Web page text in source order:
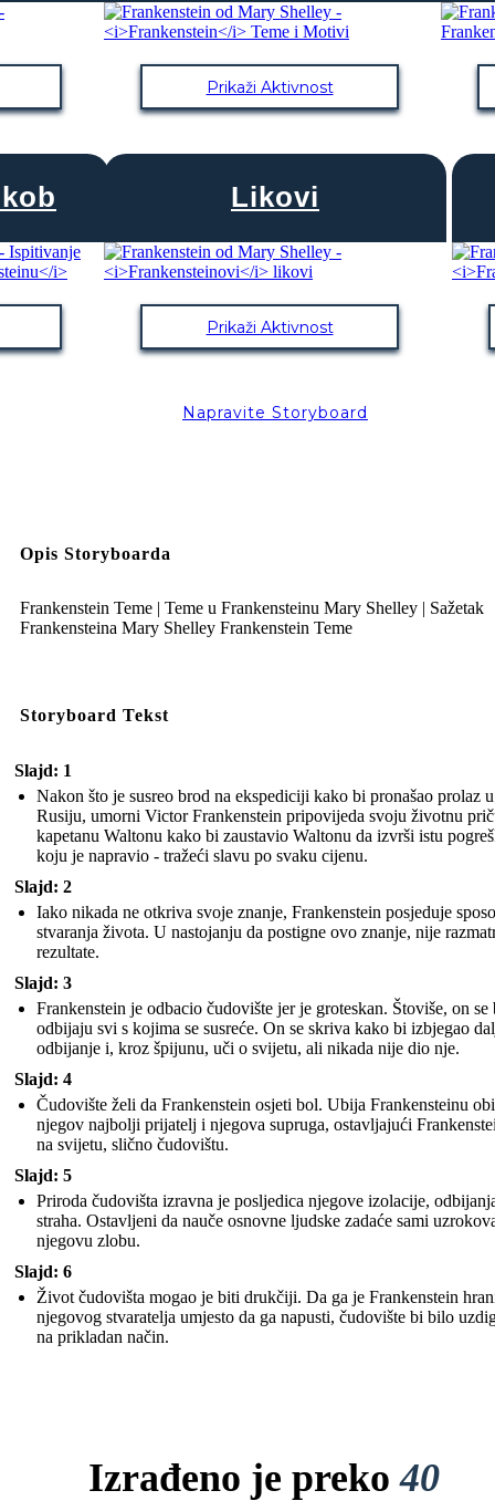
Prikaži Aktivnost
Likovi
Prikaži Aktivnost
Napravite Storyboard
Opis Storyboarda
Frankenstein Teme | Teme u Frankensteinu Mary Shelley | Sažetak
Frankensteina Mary Shelley Frankenstein Teme
Storyboard Tekst
Slajd: 1
Nakon što je susreo brod na ekspediciji kako bi pronašao prolaz u
Rusiju, umorni Victor Frankenstein pripovijeda svoju životnu
kapetanu Waltonu kako bi zaustavio Waltonu da izvrši istu
koju je napravio - tražeći slavu po svaku cijenu.
Slajd: 2
Iako nikada ne otkriva svoje znanje, Frankenstein posjeduje
stvaranja života. U nastojanju da postigne ovo znanje, nije
rezultate.
Slajd: 3
Frankenstein je odbacio čudovište jer je groteskan. Štoviše, on se
odbijaju svi s kojima se susreće. On se skriva kako bi izbjegao
odbijanje i, kroz špijunu, uči o svijetu, ali nikada nije dio nje.
Slajd: 4
Čudovište želi da Frankenstein osjeti bol. Ubija Frankensteinu
njegov najbolji prijatelj i njegova supruga, ostavljajući
na svijetu, slično čudovištu.
Slajd: 5
Priroda čudovišta izravna je posljedica njegove izolacije,
straha. Ostavljeni da nauče osnovne ljudske zadaće sami
njegovu zlobu.
Slajd: 6
Život čudovišta mogao je biti drukčiji. Da ga je Frankenstein
njegovog stvaratelja umjesto da ga napusti, čudovište bi bilo
na prikladan način.
Izrađeno je preko40